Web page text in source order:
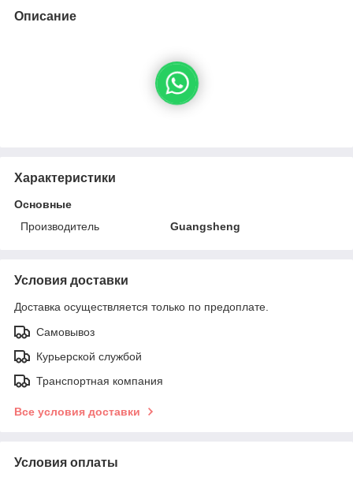
Описание
Характеристики
Основные
Производитель
Guangsheng
Условия доставки
Доставка осуществляется только по предоплате.
Самовывоз
Курьерской службой
Транспортная компания
Все условия доставки
Условия оплаты